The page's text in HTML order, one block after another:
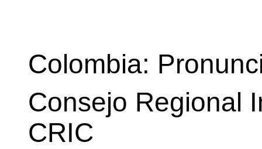
Colombia:
Consejo Regional
CRIC